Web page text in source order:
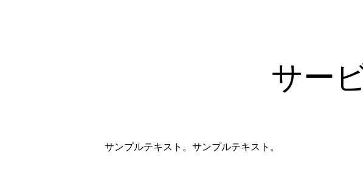
サー
サンプルテキスト。サンプルテキスト。